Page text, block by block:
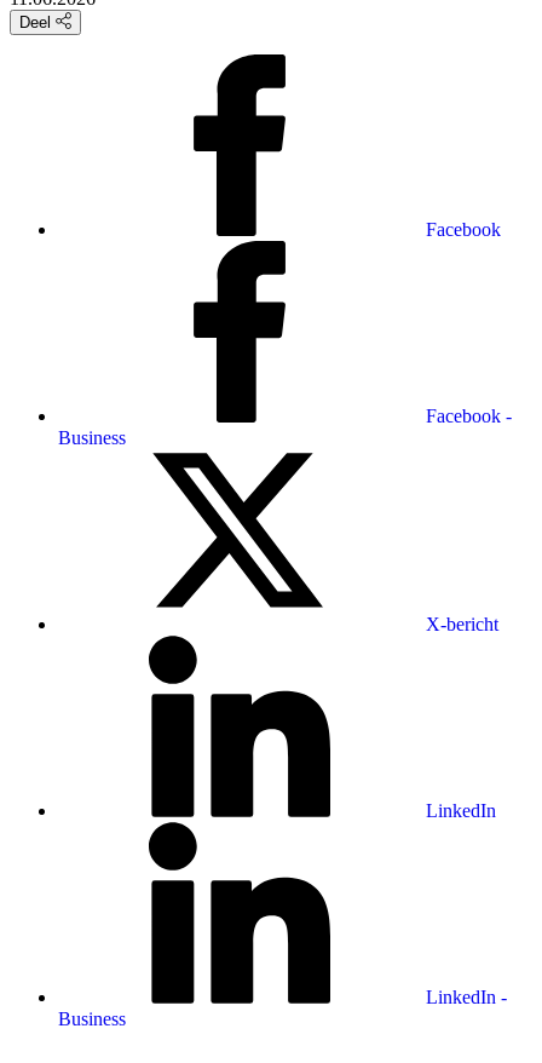
Deel
Facebook
Facebook -
Business
X-bericht
LinkedIn
LinkedIn -
Business